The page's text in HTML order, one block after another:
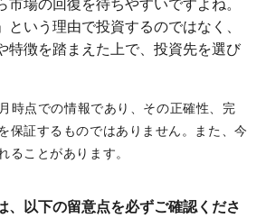
市場の回復を待ちやすいですよね。
という理由で投資するのではなく、
特徴を踏まえた上で、投資先を選び
時点での情報であり、その正確性、完
保証するものではありません。また、今
ることがあります。
、以下の留意点を必ずご確認くださ